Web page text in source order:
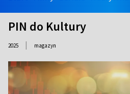
PIN do Kultury
2025 | magazyn